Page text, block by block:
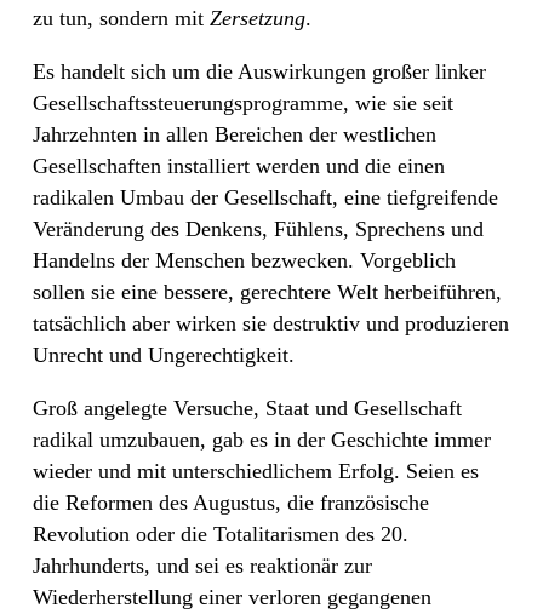
zu tun, sondern mit Zersetzung.
Es handelt sich um die Auswirkungen großer linker
Gesellschaftssteuerungsprogramme, wie sie seit
Jahrzehnten in allen Bereichen der westlichen
Gesellschaften installiert werden und die einen
radikalen Umbau der Gesellschaft, eine tiefgreifende
Veränderung des Denkens, Fühlens, Sprechens und
Handelns der Menschen bezwecken. Vorgeblich
sollen sie eine bessere, gerechtere Welt herbeiführen,
tatsächlich aber wirken sie destruktiv und produzieren
Unrecht und Ungerechtigkeit.
Groß angelegte Versuche, Staat und Gesellschaft
radikal umzubauen, gab es in der Geschichte immer
wieder und mit unterschiedlichem Erfolg. Seien es
die Reformen des Augustus, die französische
Revolution oder die Totalitarismen des 20.
Jahrhunderts, und sei es reaktionär zur
Wiederherstellung einer verloren gegangenen